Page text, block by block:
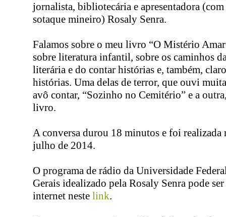
jornalista, bibliotecária e apresentadora
sotaque mineiro) Rosaly Senra.
Falamos sobre o meu livro “O Mistério
sobre literatura infantil, sobre os caminhos
literária e do contar histórias e, também,
histórias. Uma delas de terror, que ouvi
avô contar, “Sozinho no Cemitério” e a
livro.
A conversa durou 18 minutos e foi realizada
julho de 2014.
O programa de rádio da Universidade
Gerais idealizado pela Rosaly Senra pode
internet neste link.